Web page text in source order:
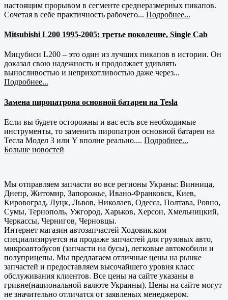
настоящим прорывом в сегменте среднеразмерных пикапов.
Сочетая в себе практичность рабочего... Подробнее...
Mitsubishi L200 1995-2005: третье поколение, Single Cab
Мицубиси L200 – это один из лучших пикапов в истории. Он
доказал свою надежность и продолжает удивлять
выносливостью и неприхотливостью даже через...
Подробнее...
Замена пиропатрона основной батареи на Tesla
Если вы будете осторожны и вас есть все необходимые
инструменты, то заменить пиропатрон основной батареи на
Тесла Модел 3 или Y вполне реально.... Подробнее...
Больше новостей
Мы отправляем запчасти во все регионы Украны: Винница,
Днепр, Житомир, Запорожье, Ивано-Франковск, Киев,
Кировоград, Луцк, Львов, Николаев, Одесса, Полтава, Ровно,
Сумы, Тернополь, Ужгород, Харьков, Херсон, Хмельницкий,
Черкассы, Чернигов, Черновцы.
Интернет магазин автозапчастей Ходовик.ком
специализируется на продаже запчастей для грузовых авто,
микроавтобусов (запчасти на бусы), легковые автомобили и
полуприцепы. Мы предлагаем отличные цены на рынке
запчастей и предоставляем высочайшего уровня класс
обслуживания клиентов. Все цены на сайте указаны в
гривне(национальной валюте Украины). Цены на сайте могут
не значительно отличатся от заявленых менеджером.